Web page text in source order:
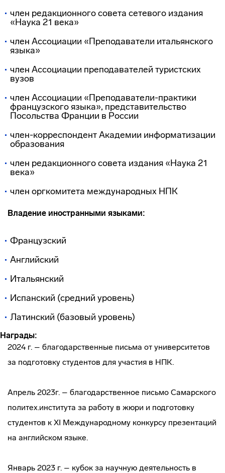
член редакционного совета сетевого издания
«Наука 21 века»
член Ассоциации «Преподаватели итальянского
языка»
член Ассоциации преподавателей туристских
вузов
член Ассоциации «Преподаватели-практики
французского языка», представительство
Посольства Франции в России
член-корреспондент Академии информатизации
образования
член редакционного совета издания «Наука 21
века»
член оргкомитета международных НПК
Владение иностранными языками:
Французский
Английский
Итальянский
Испанский (средний уровень)
Латинский (базовый уровень)
Награды:
2024 г. – благодарственные письма от университетов
за подготовку студентов для участия в НПК.
Апрель 2023г. – благодарственное письмо Самарского
политех.института за работу в жюри и подготовку
студентов к ХI Международному конкурсу презентаций
на английском языке.
Январь 2023 г. – кубок за научную деятельность в